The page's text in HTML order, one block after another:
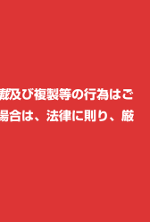
及び複製等の行為はご
合は、法律に則り、厳